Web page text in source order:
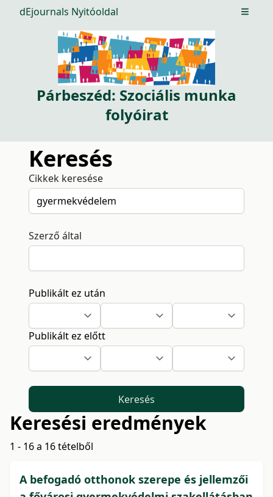
dEjournals Nyitóoldal Open
Párbeszéd: Szociális munka
folyóirat
Keresés
Cikkek keresése
Szerző által
Publikált ez után
Publikált ez előtt
Keresés
Keresési eredmények
1 - 16 a 16 tételből
A befogadó otthonok szerepe és jellemzői